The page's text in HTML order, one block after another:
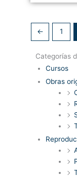
← 1
Categorías
Cursos
Obras